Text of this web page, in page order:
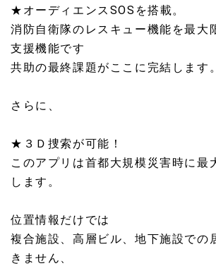
★オーディエンスSOSを搭載。
消防自衛隊のレスキュー機能を最大
支援機能です
共助の最終課題がここに完結します。
さらに、
★３Ｄ捜索が可能！
このアプリは首都大規模災害時に最
します。
位置情報だけでは
複合施設、高層ビル、地下施設での
きません、